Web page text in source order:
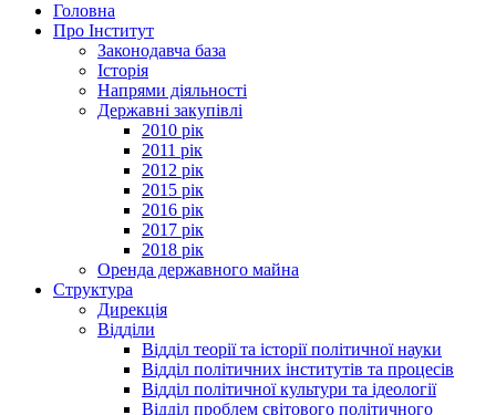
Головна
Про Інститут
Законодавча база
Історія
Напрями діяльності
Державні закупівлі
2010 рік
2011 рік
2012 рік
2015 рік
2016 рік
2017 рік
2018 рік
Оренда державного майна
Структура
Дирекція
Відділи
Відділ теорії та історії політичної науки
Відділ політичних інститутів та процесів
Відділ політичної культури та ідеології
Відділ проблем світового політичного